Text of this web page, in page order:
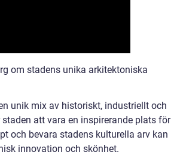
om stadens unika arkitektoniska
unik mix av historiskt, industriellt och
att vara en inspirerande plats för
och bevara stadens kulturella arv kan
innovation och skönhet.